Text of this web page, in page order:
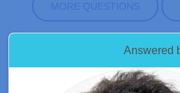
MORE QUESTIONS
Answered